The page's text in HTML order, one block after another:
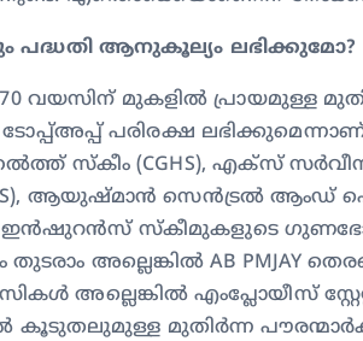
പദ്ധതി ആനുകൂല്യം ലഭിക്കുമോ?
വയസിന് മുകളില്‍ പ്രായമുള്ള
പരിരക്ഷ ലഭിക്കുമെന്നാണ്
സ്‌കീം (CGHS), എക്‌സ്
ആയുഷ്മാന്‍ സെന്‍ട്രല്‍
ഇന്‍ഷുറന്‍സ് സ്‌കീമുകളുടെ
അല്ലെങ്കില്‍ AB PMJAY
അല്ലെങ്കില്‍ എംപ്ലോയീസ്
കൂടുതലുമുള്ള മുതിര്‍ന്ന